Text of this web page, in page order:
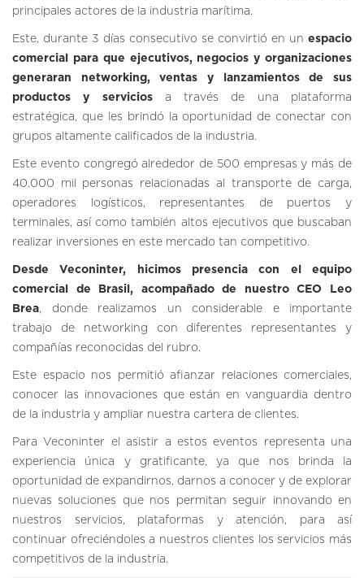
principales actores de la industria marítima.
Este, durante 3 días consecutivo se convirtió en un espacio
comercial para que ejecutivos, negocios y organizaciones
generaran networking, ventas y lanzamientos de sus
productos y serviciosa través de una plataforma
estratégica, que les brindó la oportunidad de conectar con
grupos altamente calificados de la industria.
Este evento congregó alrededor de 500 empresas y más de
40.000 mil personas relacionadas al transporte de carga,
operadores logísticos, representantes de puertos y
terminales, así como también altos ejecutivos que buscaban
realizar inversiones en este mercado tan competitivo.
Desde Veconinter, hicimos presencia con el equipo
comercial de Brasil, acompañado de nuestro CEO Leo
Brea, donde realizamos un considerable e importante
trabajo de networking con diferentes representantes y
compañías reconocidas del rubro.
Este espacio nos permitió afianzar relaciones comerciales,
conocer las innovaciones que están en vanguardia dentro
de la industria y ampliar nuestra cartera de clientes.
Para Veconinter el asistir a estos eventos representa una
experiencia única y gratificante, ya que nos brinda la
oportunidad de expandirnos, darnos a conocer y de explorar
nuevas soluciones que nos permitan seguir innovando en
nuestros servicios, plataformas y atención, para así
continuar ofreciéndoles a nuestros clientes los servicios más
competitivos de la industria.